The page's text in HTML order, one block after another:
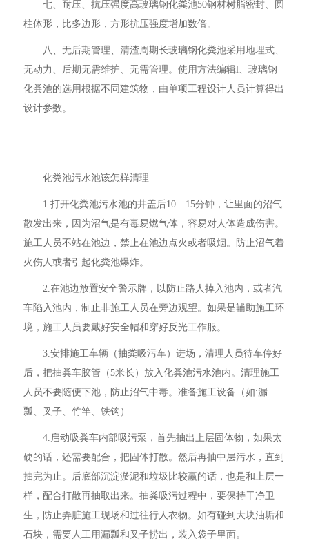
七、耐压、抗压强度高玻璃钢化粪池50钢材树脂密封、圆
柱体形，比多边形，方形抗压强度增加数倍。
八、无后期管理、清渣周期长玻璃钢化粪池采用地埋式、
无动力、后期无需维护、无需管理。使用方法编辑l、玻璃钢
化粪池的选用根据不同建筑物，由单项工程设计人员计算得出
设计参数。
化粪池污水池该怎样清理
1.打开化粪池污水池的井盖后10—15分钟，让里面的沼气
散发出来，因为沼气是有毒易燃气体，容易对人体造成伤害。
施工人员不站在池边，禁止在池边点火或者吸烟。防止沼气着
火伤人或者引起化粪池爆炸。
2.在池边放置安全警示牌，以防止路人掉入池内，或者汽
车陷入池内，制止非施工人员在旁边观望。如果是辅助施工环
境，施工人员要戴好安全帽和穿好反光工作服。
3.安排施工车辆（抽粪吸污车）进场，清理人员待车停好
后，把抽粪车胶管（5米长）放入化粪池污水池内。清理施工
人员不要随便下池，防止沼气中毒。准备施工设备（如:漏
瓢、叉子、竹竿、铁钩）
4.启动吸粪车内部吸污泵，首先抽出上层固体物，如果太
硬的话，还需要配合，把固体打散。然后再抽中层污水，直到
抽完为止。后底部沉淀淤泥和垃圾比较赢的话，也是和上层一
样，配合打散再抽取出来。抽粪吸污过程中，要保持干净卫
生，防止弄脏施工现场和过往行人衣物。如有碰到大块油垢和
石块，需要人工用漏瓢和叉子捞出，装入袋子里面。